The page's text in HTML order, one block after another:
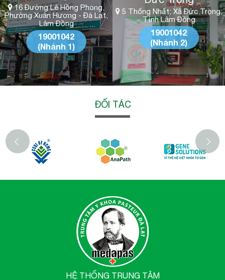
16 Đường Lê Hồng Phong,
Phường Xuân Hương - Đà Lạt,
Lâm Đồng
19001042
(Nhánh 1)
5 Thống Nhất; Xã Đức Trọng;
Tỉnh Lâm Đồng
19001042
(Nhánh 2)
ĐỐI TÁC
‹
HỆ THỐNG TRUNG TÂM